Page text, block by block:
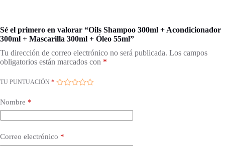
Sé el primero en valorar “Oils Shampoo 300ml + Acondicionador
300ml + Mascarilla 300ml + Óleo 55ml”
Tu dirección de correo electrónico no será publicada. Los campos
obligatorios están marcados con *
TU PUNTUACIÓN *
Nombre *
Correo electrónico *